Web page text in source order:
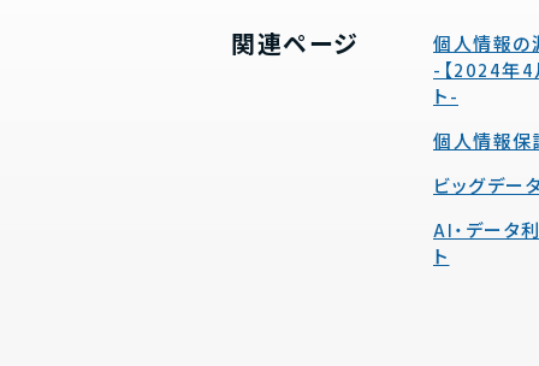
関連ページ
個人情報の
-【2024年4
ト-
個人情報保
ビッグデー
AI・データ
ト